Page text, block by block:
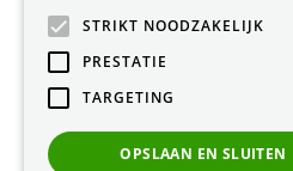
STRIKT NOODZAKELIJK
PRESTATIE
TARGETING
OPSLAAN EN SLUITEN